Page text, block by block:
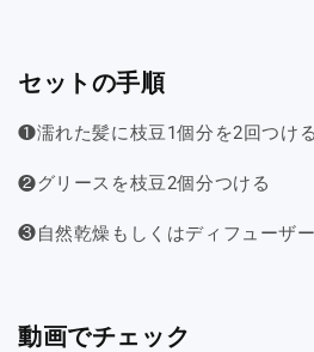
セットの手順
❶濡れた髪に枝豆1個分を2回つける
❷グリースを枝豆2個分つける
❸自然乾燥もしくはディフューザ
動画でチェック